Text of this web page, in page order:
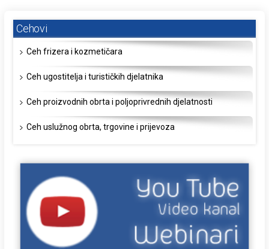
Cehovi
Ceh frizera i kozmetičara
Ceh ugostitelja i turističkih djelatnika
Ceh proizvodnih obrta i poljoprivrednih djelatnosti
Ceh uslužnog obrta, trgovine i prijevoza